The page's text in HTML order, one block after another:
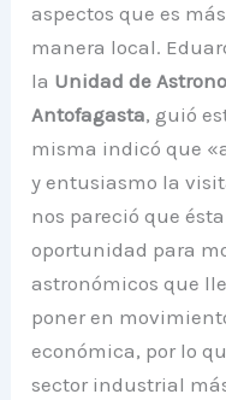
aspectos que es
manera local.
la Unidad de
Antofagasta, guió
misma indicó que
y entusiasmo la
nos pareció que
oportunidad para
astronómicos que
poner en
económica, por lo
sector industrial